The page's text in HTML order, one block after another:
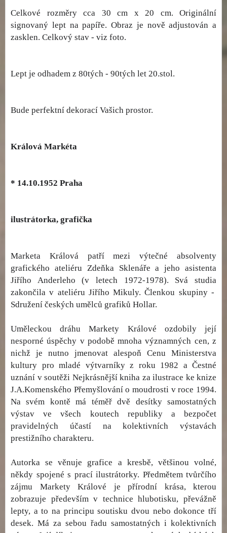
Celkové rozměry cca 30 cm x 20 cm. Originální
signovaný lept na papíře. Obraz je nově adjustován a
zasklen. Celkový stav - viz foto.
Lept je odhadem z 80tých - 90tých let 20.stol.
Bude perfektní dekorací Vašich prostor.
Králová Markéta
* 14.10.1952 Praha
ilustrátorka, grafička
Marketa Králová patří mezi výtečné absolventy
grafického ateliéru Zdeňka Sklenáře a jeho asistenta
Jiřího Anderleho (v letech 1972-1978). Svá studia
zakončila v ateliéru Jiřího Mikuly. Členkou skupiny -
Sdružení českých umělců grafiků Hollar.
Uměleckou dráhu Markety Králové ozdobily její
nesporné úspěchy v podobě mnoha významných cen, z
nichž je nutno jmenovat alespoň Cenu Ministerstva
kultury pro mladé výtvarníky z roku 1982 a Čestné
uznání v soutěži Nejkrásnější kniha za ilustrace ke knize
J.A.Komenského Přemyšlování o moudrosti v roce 1994.
Na svém kontě má téměř dvě desítky samostatných
výstav ve všech koutech republiky a bezpočet
pravidelných účastí na kolektivních výstavách
prestižního charakteru.
Autorka se věnuje grafice a kresbě, většinou volné,
někdy spojené s prací ilustrátorky. Předmětem tvůrčího
zájmu Markety Králové je přírodní krása, kterou
zobrazuje především v technice hlubotisku, převážně
lepty, a to na principu soutisku dvou nebo dokonce tří
desek. Má za sebou řadu samostatných i kolektivních